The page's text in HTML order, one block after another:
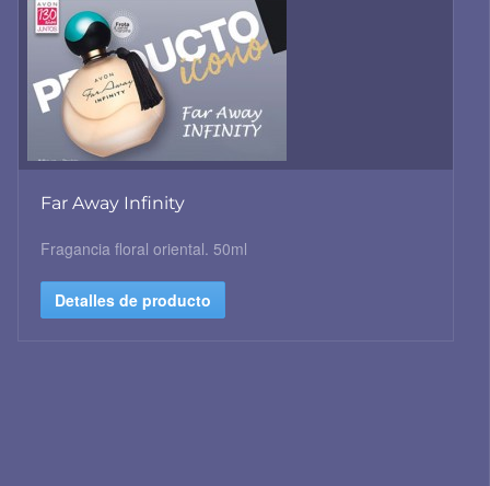
Far Away Infinity
Fragancia floral oriental. 50ml
Detalles de producto